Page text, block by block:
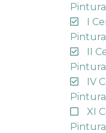
Pintura
I
Pintura
II
Pintura
IV
XI